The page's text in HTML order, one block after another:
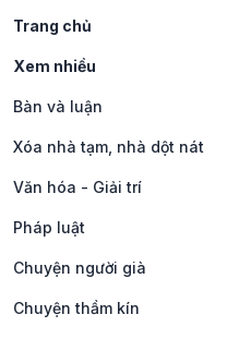
Trang chủ
Xem nhiều
Bàn và luận
Xóa nhà tạm, nhà dột nát
Văn hóa - Giải trí
Pháp luật
Chuyện người già
Chuyện thầm kín